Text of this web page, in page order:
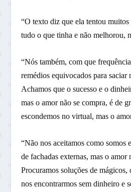
“O texto diz que ela tentou muitos
tudo o que tinha e não melhorou,
“Nós também, com que
remédios equivocados para saciar
Achamos que o sucesso e o
mas o amor não se compra, é de
escondemos no virtual, mas o
“Não nos aceitamos como somos
de fachadas externas, mas o amor
Procuramos soluções de mágicos,
nos encontrarmos sem dinheiro e